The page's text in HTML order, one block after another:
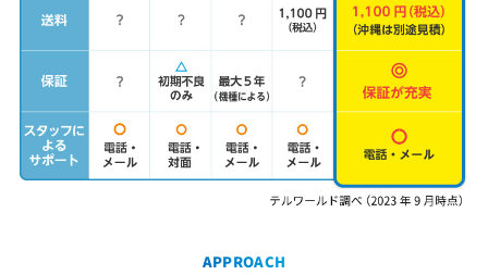
APPROACH